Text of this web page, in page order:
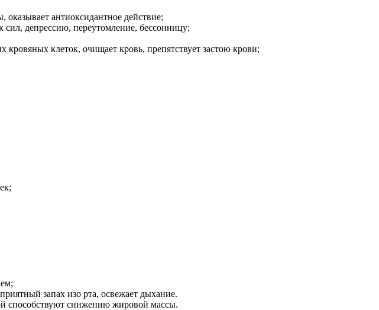
оказывает антиоксидантное действие;
сил, депрессию, переутомление, бессонницу;
клеток, очищает кровь, препятствует застою крови;
запах изо рта, освежает дыхание.
способствуют снижению жировой массы.